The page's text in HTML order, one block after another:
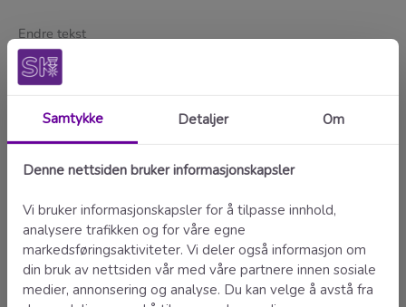
Endre tekst
Denne teksten vil bli lagt til på skiltet istedenfor den standardteksten som
Velg størrelse
Antall